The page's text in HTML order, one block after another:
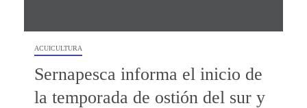
ACUICULTURA
Sernapesca informa el inicio de
la temporada de ostión del sur y